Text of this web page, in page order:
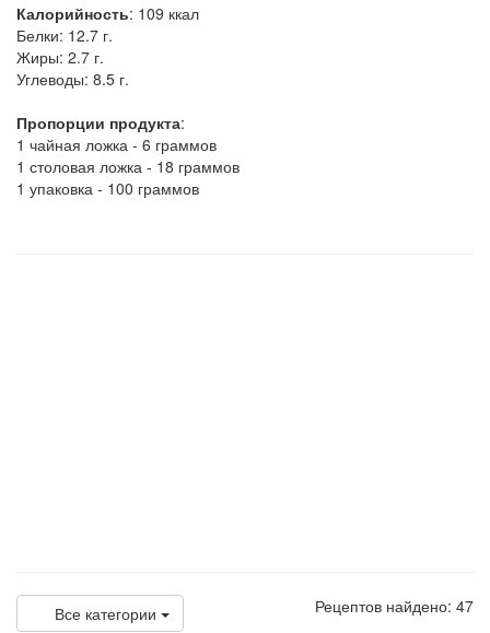
Калорийность: 109 ккал
Белки: 12.7 г.
Жиры: 2.7 г.
Углеводы: 8.5 г.
Пропорции продукта:
1 чайная ложка - 6 граммов
1 столовая ложка - 18 граммов
1 упаковка - 100 граммов
Все категории Рецептов найдено: 47